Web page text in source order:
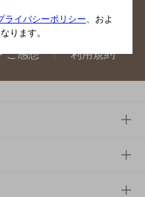
ご感想 利用規約
ライバシーポリシー 、およ
ります。